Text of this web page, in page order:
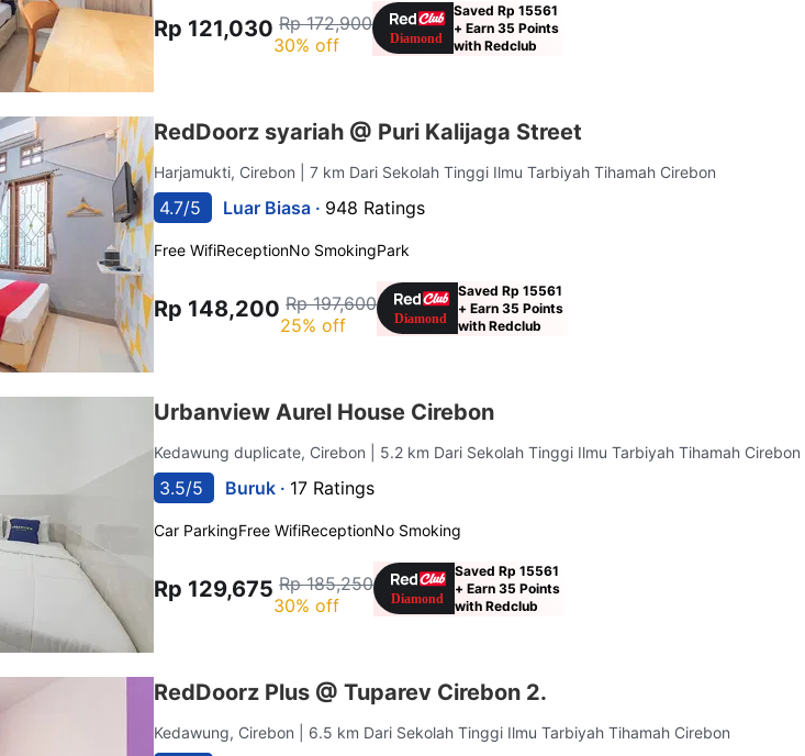
Rp 121,030 Rp 172,900
30% off
Saved Rp 15561
+ Earn 35 Points
with Redclub
RedDoorz syariah @ Puri Kalijaga Street
Harjamukti, Cirebon | 7 km Dari Sekolah Tinggi Ilmu Tarbiyah Tihamah Cirebon
4.7/5 Luar Biasa · 948 Ratings
Free WifiReceptionNo SmokingPark
Rp 148,200 Rp 197,600
25% off
Saved Rp 15561
+ Earn 35 Points
with Redclub
Urbanview Aurel House Cirebon
Kedawung duplicate, Cirebon | 5.2 km Dari Sekolah Tinggi Ilmu Tarbiyah Tihamah Cirebon
3.5/5 Buruk · 17 Ratings
Car ParkingFree WifiReceptionNo Smoking
Rp 129,675 Rp 185,250
30% off
Saved Rp 15561
+ Earn 35 Points
with Redclub
RedDoorz Plus @ Tuparev Cirebon 2.
Kedawung, Cirebon | 6.5 km Dari Sekolah Tinggi Ilmu Tarbiyah Tihamah Cirebon